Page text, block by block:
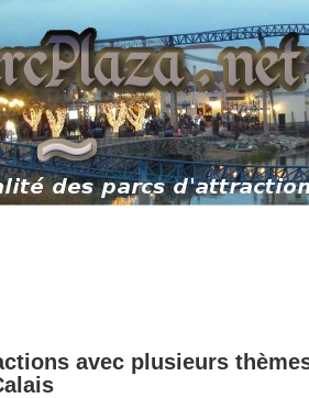
avec plusieurs